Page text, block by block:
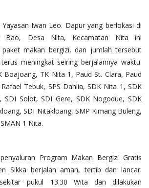
Iwan Leo. Dapur yang berlokasi di
Bao, Desa Nita, Kecamatan Nita ini
paket makan bergizi, dan jumlah tersebut
meningkat seiring berjalannya waktu.
Boajoang, TK Nita 1, Paud St. Clara, Paud
Tebuk, SPS Dahlia, SDK Nita 1, SDK
SDI Solot, SDI Gere, SDK Nogodue, SDK
SDI Nitakloang, SMP Kimang Buleng,
1 Nita.
Program Makan Bergizi Gratis
Sikka berjalan aman, tertib dan lancar.
pukul 13.30 Wita dan dilakukan